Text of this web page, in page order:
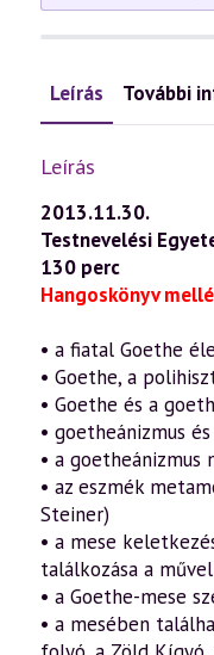
Leírás További
Leírás
2013.11.30.
Testnevelési
130 perc
Hangoskönyv
• a fiatal Goethe
• Goethe, a
• Goethe és a
• goetheánizmus
• a
• az eszmék
Steiner)
• a mese
találkozása a művel
• a Goethe-mese
• a mesében